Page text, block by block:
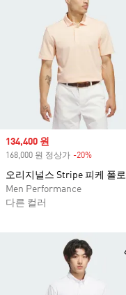
Sale price
134,400 원
168,000 원 정상가 -20%
오리지널스 Stripe 피케 폴로
Men Performance
다른 컬러